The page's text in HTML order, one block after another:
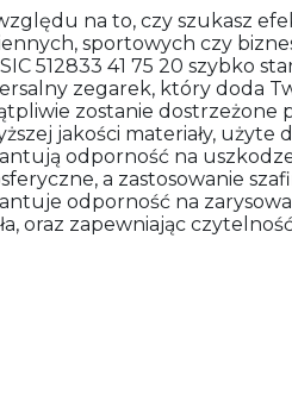
na to, czy szukasz
sportowych czy
512833 41 75 20 szybko
zegarek, który doda
zostanie dostrzeżone
jakości materiały,
odporność na
a zastosowanie
odporność na
oraz zapewniając